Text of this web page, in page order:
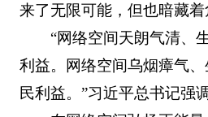
来了无限可能，但也暗藏着
“网络空间天朗气清、
利益。网络空间乌烟瘴气
民利益。”习近平总书记强调